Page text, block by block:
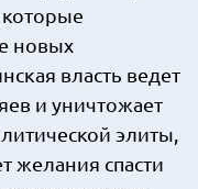
новых
власть ведет
и уничтожает
элиты,
желания спасти